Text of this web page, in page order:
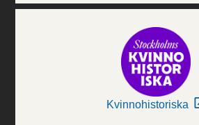
Kvinnohistoriska